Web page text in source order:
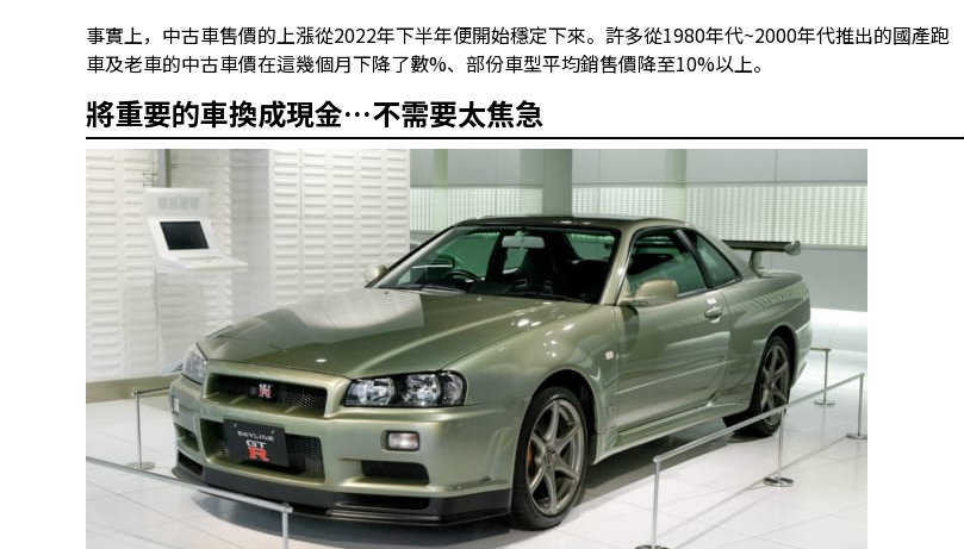
事實上，中古車售價的上漲從2022年下半年便開始穩定下來。許多從1980年代~2000年代推出的國產跑
車及老車的中古車價在這幾個月下降了數%、部份車型平均銷售價降至10%以上。
將重要的車換成現金…不需要太焦急